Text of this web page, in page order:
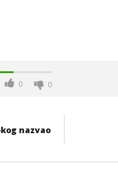
0 0
nazvao